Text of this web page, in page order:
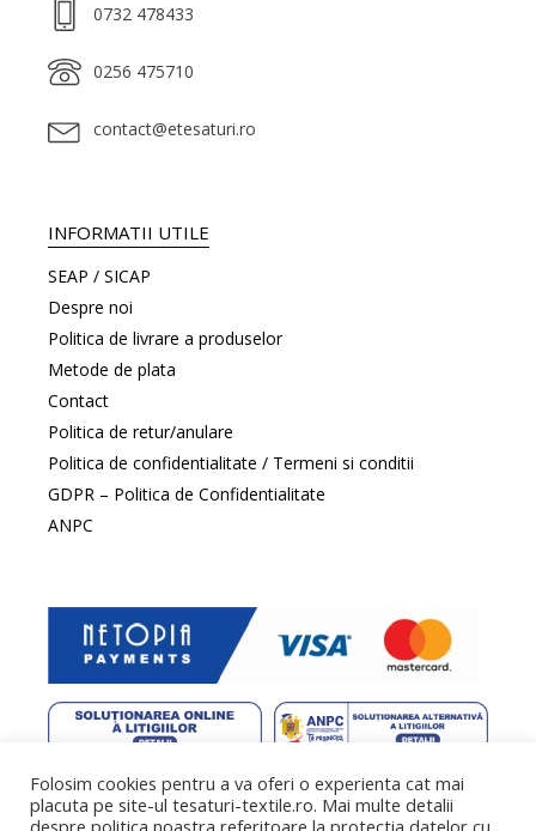
0732 478433
0256 475710
contact@etesaturi.ro
INFORMATII UTILE
SEAP / SICAP
Despre noi
Politica de livrare a produselor
Metode de plata
Contact
Politica de retur/anulare
Politica de confidentialitate / Termeni si conditii
GDPR – Politica de Confidentialitate
ANPC
web design by DowMedia |gazduire webby SpeedHost
Folosim cookies pentru a va oferi o experienta cat mai
placuta pe site-ul tesaturi-textile.ro. Mai multe detalii
despre politica noastra referitoare la protectia datelor cu